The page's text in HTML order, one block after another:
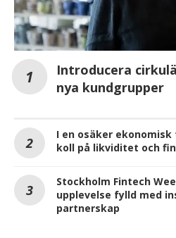
Introducera
nya kundgrupper
I en osäker
koll på likviditet och
Stockholm Fintech
upplevelse fylld med
partnerskap